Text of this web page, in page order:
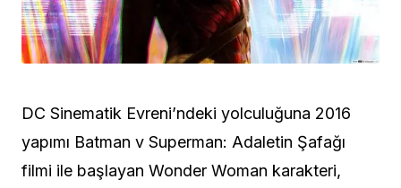
DC Sinematik Evreni’ndeki yolculuğuna 2016
yapımı Batman v Superman: Adaletin Şafağı
filmi ile başlayan Wonder Woman karakteri,